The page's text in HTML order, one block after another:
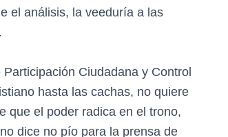
el análisis, la veeduría a las
Ciudadana y Control
hasta las cachas, no quiere
que el poder radica en el trono,
dice no pío para la prensa de